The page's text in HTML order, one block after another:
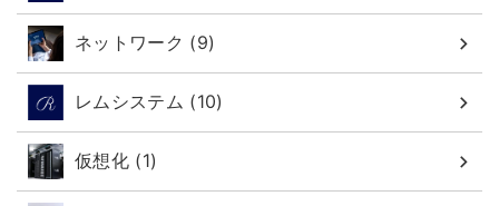
ネットワーク (9)
レムシステム (10)
仮想化 (1)